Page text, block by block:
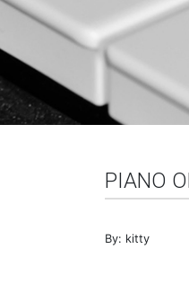
PIANO
By: kitty